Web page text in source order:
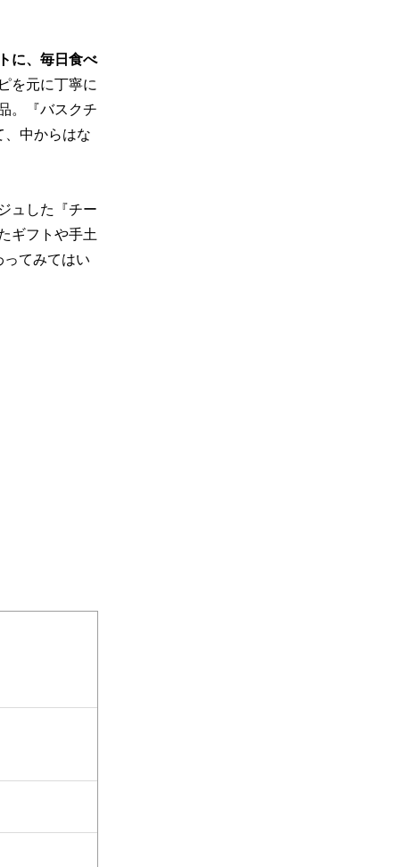
に、毎日食べ
を元に丁寧に
。『バスクチ
、中からはな
ュした『チー
ギフトや手土
てみてはい